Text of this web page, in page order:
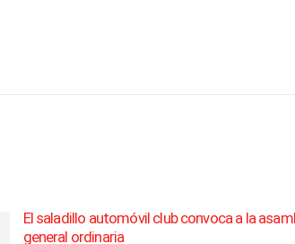
El saladillo automóvil club convoca a la
general ordinaria